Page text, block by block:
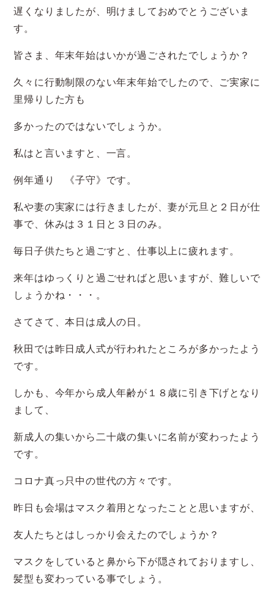
遅くなりましたが、明けましておめでとうございま
す。
皆さま、年末年始はいかが過ごされたでしょうか？
久々に行動制限のない年末年始でしたので、ご実家に
里帰りした方も
多かったのではないでしょうか。
私はと言いますと、一言。
例年通り 《子守》です。
私や妻の実家には行きましたが、妻が元旦と２日が仕
事で、休みは３１日と３日のみ。
毎日子供たちと過ごすと、仕事以上に疲れます。
来年はゆっくりと過ごせればと思いますが、難しいで
しょうかね・・・。
さてさて、本日は成人の日。
秋田では昨日成人式が行われたところが多かったよう
です。
しかも、今年から成人年齢が１８歳に引き下げとなり
まして、
新成人の集いから二十歳の集いに名前が変わったよう
です。
コロナ真っ只中の世代の方々です。
昨日も会場はマスク着用となったことと思いますが、
友人たちとはしっかり会えたのでしょうか？
マスクをしていると鼻から下が隠されておりますし、
髪型も変わっている事でしょう。